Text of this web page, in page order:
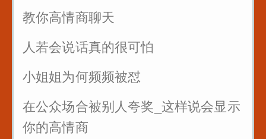
教你高情商聊天
人若会说话真的很可怕
小姐姐为何频频被怼
在公众场合被别人夸奖_这样说会显示
你的高情商